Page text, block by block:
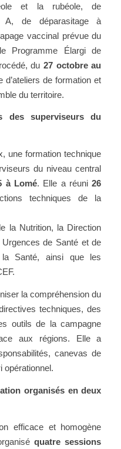
et la rubéole, de
A, de déparasitage à
vaccinal prévue du
Programme Élargi de
du27 octobre au
d’ateliers de formation et
du territoire.
des superviseurs du
une formation technique
du niveau central
à Lomé. Elle a réuni26
techniques de la
la Nutrition, la Direction
de Santé et de
Santé, ainsi que les
la compréhension du
techniques, des
outils de la campagne
aux régions. Elle a
canevas de
opérationnel.
organisés en deux
efficace et homogène
quatre sessions